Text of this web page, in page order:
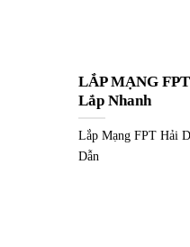
LẮP MẠNG
Lắp Nhanh
Lắp Mạng FPT Hải
Dẫn